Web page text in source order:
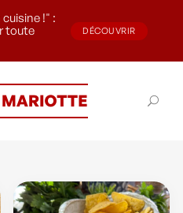
!" :
toute
DÉCOUVRIR